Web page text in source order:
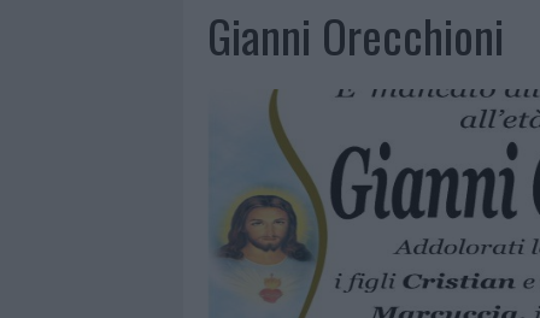
Gianni Orecchioni